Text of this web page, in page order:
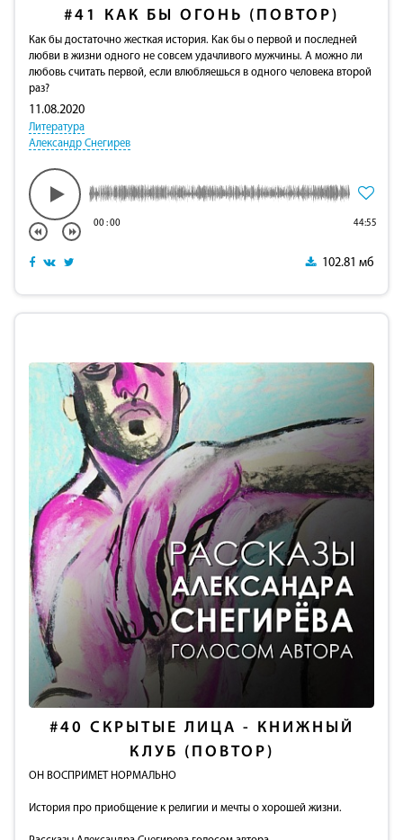
#41 КАК БЫ ОГОНЬ (ПОВТОР)
Как бы достаточно жесткая история. Как бы о первой и последней
любви в жизни одного не совсем удачливого мужчины. А можно ли
любовь считать первой, если влюбляешься в одного человека второй
раз?
11.08.2020
Литература
Александр Снегирев
00:00 44:55
102.81 мб
#40 СКРЫТЫЕ ЛИЦА - КНИЖНЫЙ
КЛУБ (ПОВТОР)
ОН ВОСПРИМЕТ НОРМАЛЬНО
История про приобщение к религии и мечты о хорошей жизни.